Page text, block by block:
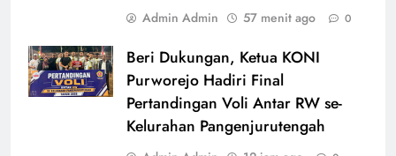
Admin Admin 57 menit ago 0
Beri Dukungan, Ketua KONI
Purworejo Hadiri Final
Pertandingan Voli Antar RW se-
Kelurahan Pangenjurutengah